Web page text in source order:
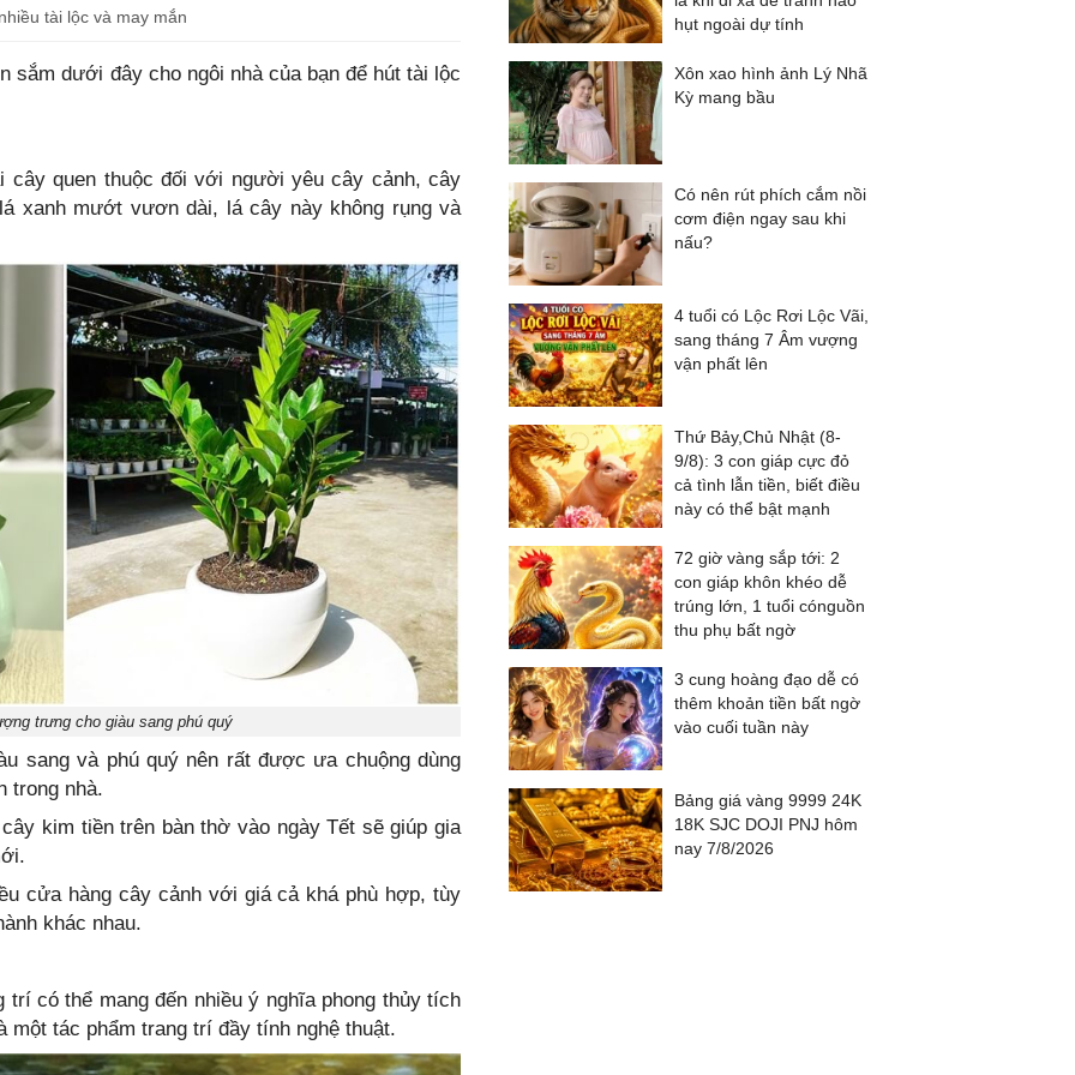
tài lộc và may mắn
sắm dưới đây cho ngôi nhà của bạn để hút tài lộc
cây quen thuộc đối với người yêu cây cảnh, cây
xanh mướt vươn dài, lá cây này không rụng và
trưng cho giàu sang phú quý
sang và phú quý nên rất được ưa chuộng dùng
trong nhà.
kim tiền trên bàn thờ vào ngày Tết sẽ giúp gia
cửa hàng cây cảnh với giá cả khá phù hợp, tùy
khác nhau.
có thể mang đến nhiều ý nghĩa phong thủy tích
tác phẩm trang trí đầy tính nghệ thuật.
hụt ngoài dự tính
Xôn xao hình ảnh Lý Nhã
Kỳ mang bầu
Có nên rút phích cắm nồi
cơm điện ngay sau khi
nấu?
4 tuổi có Lộc Rơi Lộc Vãi,
sang tháng 7 Âm vượng
vận phất lên
Thứ Bảy,Chủ Nhật (8-
9/8): 3 con giáp cực đỏ
cả tình lẫn tiền, biết điều
này có thể bật mạnh
72 giờ vàng sắp tới: 2
con giáp khôn khéo dễ
trúng lớn, 1 tuổi cónguồn
thu phụ bất ngờ
3 cung hoàng đạo dễ có
thêm khoản tiền bất ngờ
vào cuối tuần này
Bảng giá vàng 9999 24K
18K SJC DOJI PNJ hôm
nay 7/8/2026